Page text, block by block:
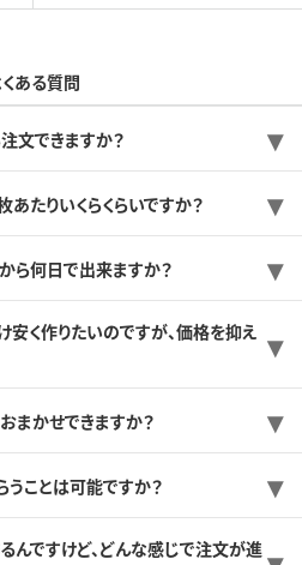
ある質問
文できますか？
たりいくらくらいですか？
ら何日で出来ますか？
安く作りたいのですが、価格を抑え
まかせできますか？
うことは可能ですか？
んですけど、どんな感じで注文が進